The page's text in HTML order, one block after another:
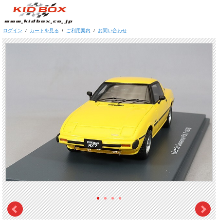
ログイン / カートを見る / ご利用案内 / お問い合わせ